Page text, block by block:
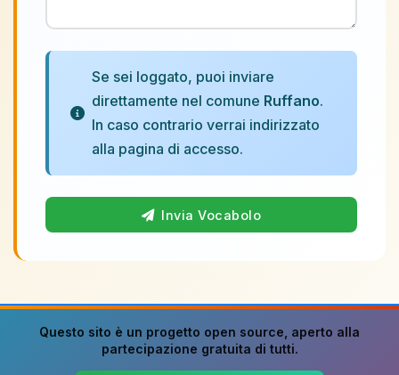
Se sei loggato, puoi inviare
direttamente nel comune Ruffano.
In caso contrario verrai indirizzato
alla pagina di accesso.
Invia Vocabolo
Questo sito è un progetto open source , aperto alla
partecipazione gratuita di tutti.